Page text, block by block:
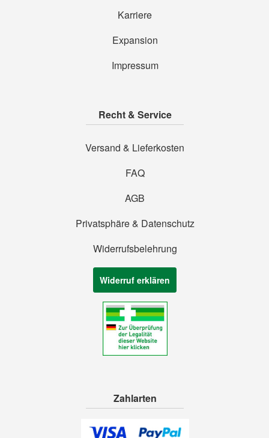
Karriere
Expansion
Impressum
Recht & Service
Versand & Lieferkosten
FAQ
AGB
Privatsphäre & Datenschutz
Widerrufsbelehrung
Widerruf erklären
Zahlarten